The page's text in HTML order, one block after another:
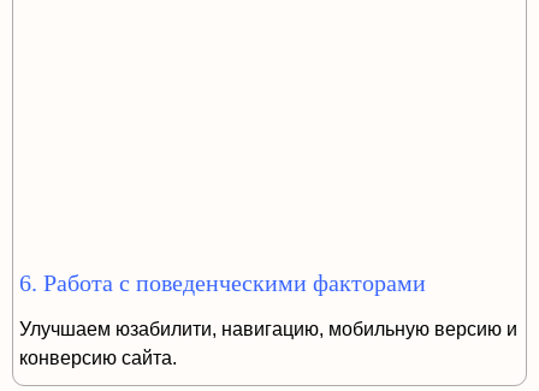
6. Работа с поведенческими факторами
Улучшаем юзабилити, навигацию, мобильную версию и
конверсию сайта.